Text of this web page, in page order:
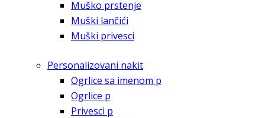
Muško prstenje
Muški lančići
Muški privesci
Personalizovani nakit
Ogrlice sa imenom p
Ogrlice p
Privesci p